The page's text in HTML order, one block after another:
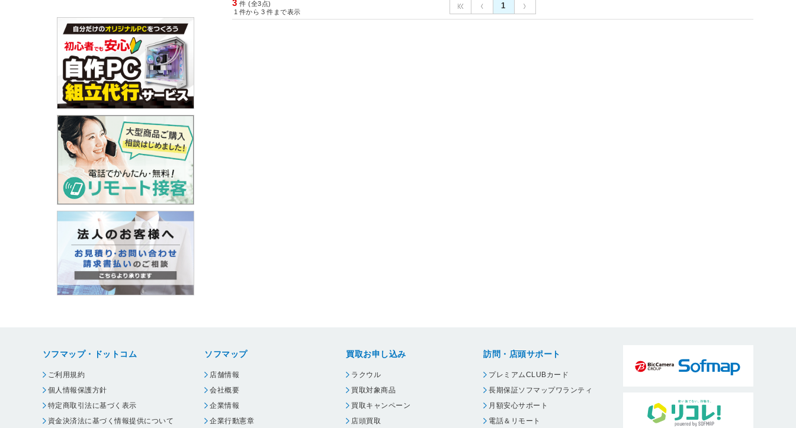
3 件 (全3点)
1 件から 3 件まで表示
1
ソフマップ・ドットコム
ご利用規約
個人情報保護方針
特定商取引法に基づく表示
資金決済法に基づく情報提供について
ソフマップ
店舗情報
会社概要
企業情報
企業行動憲章
買取お申し込み
ラクウル
買取対象商品
買取キャンペーン
店頭買取
訪問・店頭サポート
プレミアムCLUBカード
長期保証ソフマップワランティ
月額安心サポート
電話＆リモート